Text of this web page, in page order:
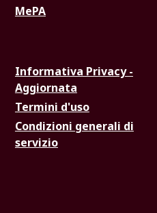
MePA
Informativa Privacy -
Aggiornata
Termini d'uso
Condizioni generali di
servizio